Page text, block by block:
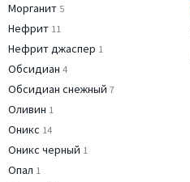
Морганит 5
Нефрит 11
Нефрит джаспер 1
Обсидиан 4
Обсидиан снежный 7
Оливин 1
Оникс 14
Оникс черный 1
Опал 1